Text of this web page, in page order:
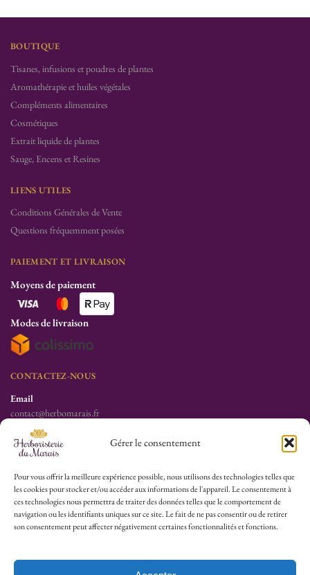
Gérer le consentement
Pour vous offrir la meilleure expérience possible, nous utilisons des technologies telles que
les cookies pour stocker et/ou accéder aux informations de l'appareil. Le consentement à
ces technologies nous permettra de traiter des données telles que le comportement de
navigation ou les identifiants uniques sur ce site. Le fait de ne pas consentir ou de retirer
son consentement peut affecter négativement certaines fonctionnalités et fonctions.
BOUTIQUE
Tisanes, infusions et poudres de plantes
Aromathérapie et huiles végétales
Compléments alimentaires
Cosmétiques
Extrait liquide de plantes
Sauge, Encens et Resines
LIENS UTILES
Conditions Générales de Vente
Questions fréquemment posées
PAIEMENT ET LIVRAISON
Moyens de paiement
Modes de livraison
CONTACTEZ-NOUS
Email
contact@herbomarais.fr
Téléphone
+33 6 78 19 34 25
S’adresser à l’herboristerie :
6 rue des Filles du Calvaire
75003 Paris
France
Lu-Sa : 10h30/13h30 – 14h30/19h30